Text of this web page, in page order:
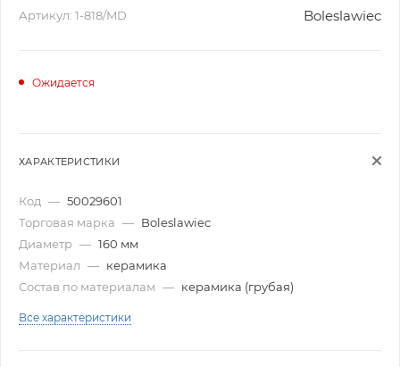
Артикул: 1-818/MD Boleslawiec
Ожидается
ХАРАКТЕРИСТИКИ
Код — 50029601
Торговая марка — Boleslawiec
Диаметр — 160 мм
Материал — керамика
Состав по материалам — керамика (грубая)
Все характеристики